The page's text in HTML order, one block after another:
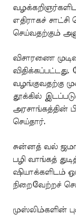
எதிராகச்
செய்வதற்கும்
விசாரணை
வழங்குவதற்கு
தூக்கில்
அரசாங்கத்தின்
செய்தார்.
சுன்னத் வல்
பழி வாங்கத்
ஷியாக்களிடம்
நிறைவேற்றச்
முஸ்லிம்களின்